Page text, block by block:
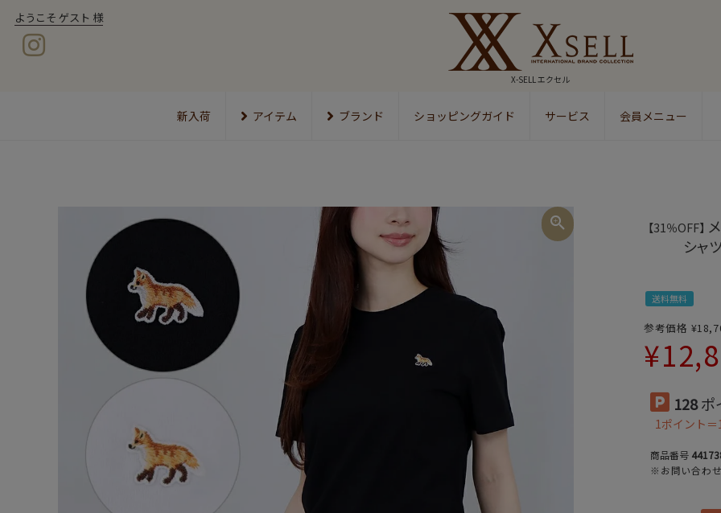
ようこそ ゲスト 様
X-SELL エクセル
新入荷 アイテム ブランド ショッピングガイド サービス 会員メニュー
検索
【31％OFF】
シャ
送料無料
参考価格 ¥
¥
128ポ
1ポイント＝
商品番号
※お問い合わ